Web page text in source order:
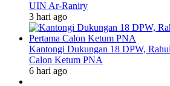
UIN Ar-Raniry
3 hari ago
Kantongi Dukungan 18 DPW,
Calon Ketum PNA
6 hari ago